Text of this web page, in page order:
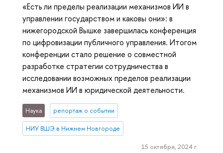
«Есть ли пределы реализации механизмов ИИ в
управлении государством и каковы они»: в
нижегородской Вышке завершилась конференция
по цифровизации публичного управления. Итогом
конференции стало решение о совместной
разработке стратегии сотрудничества в
исследовании возможных пределов реализации
механизмов ИИ в юридической деятельности.
Наука репортаж о событии
НИУ ВШЭ в Нижнем Новгороде
15 октября, 2024 г.